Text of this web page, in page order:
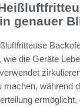
genauer
wie die Geräte
machen, während